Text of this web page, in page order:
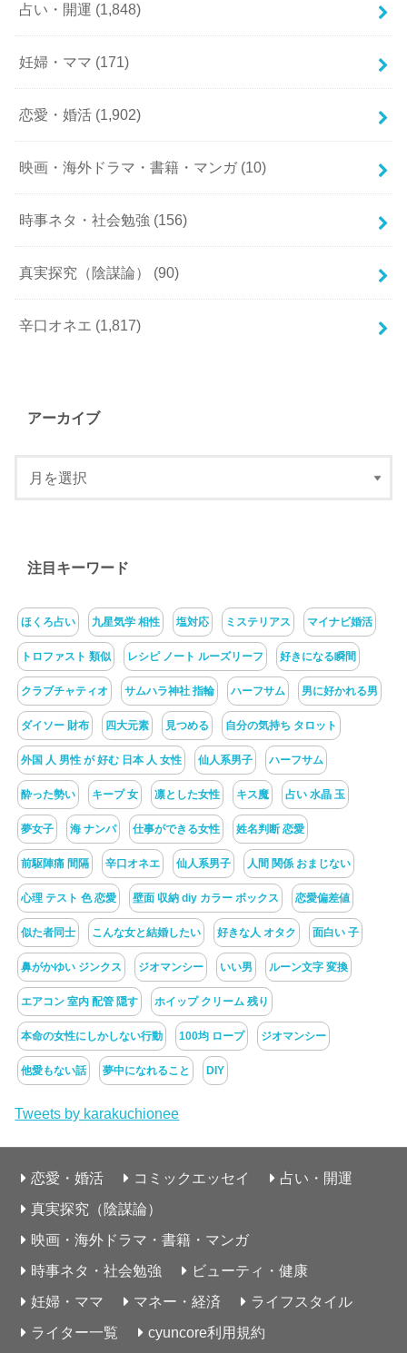
占い・開運 (1,848)
妊婦・ママ (171)
恋愛・婚活 (1,902)
映画・海外ドラマ・書籍・マンガ (10)
時事ネタ・社会勉強 (156)
真実探究（陰謀論） (90)
辛口オネエ (1,817)
アーカイブ
注目キーワード
ほくろ占い 九星気学 相性 塩対応 ミステリアス マイナビ婚活
トロファスト 類似 レシピ ノート ルーズリーフ 好きになる瞬間
クラブチャティオ サムハラ神社 指輪 ハーフサム 男に好かれる男
ダイソー 財布 四大元素 見つめる 自分の気持ち タロット
外国 人 男性 が 好む 日本 人 女性 仙人系男子 ハーフサム
酔った勢い キープ 女 凛とした女性 キス魔 占い 水晶 玉
夢女子 海 ナンパ 仕事ができる女性 姓名判断 恋愛
前駆陣痛 間隔 辛口オネエ 仙人系男子 人間 関係 おまじない
心理 テスト 色 恋愛 壁面 収納 diy カラー ボックス 恋愛偏差値
似た者同士 こんな女と結婚したい 好きな人 オタク 面白い 子
鼻がかゆい ジンクス ジオマンシー いい男 ルーン文字 変換
エアコン 室内 配管 隠す ホイップ クリーム 残り
本命の女性にしかしない行動 100均 ロープ ジオマンシー
他愛もない話 夢中になれること DIY
Tweets by karakuchionee
恋愛・婚活 コミックエッセイ
占い・開運
真実探究（陰謀論）
映画・海外ドラマ・書籍・マンガ
時事ネタ・社会勉強
ビューティ・健康
妊婦・ママ
マネー・経済
ライフスタイル
ライター一覧
cyuncore利用規約